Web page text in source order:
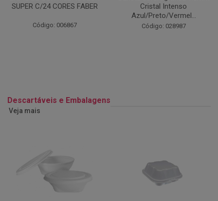
Cristal Intenso
Código: 028987
& LEO
Código: 028164
Descartáveis e Embalagens
Veja mais